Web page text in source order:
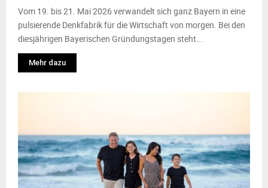
Vom 19. bis 21. Mai 2026 verwandelt sich ganz Bayern in eine
pulsierende Denkfabrik für die Wirtschaft von morgen. Bei den
diesjährigen Bayerischen Gründungstagen steht...
Mehr dazu